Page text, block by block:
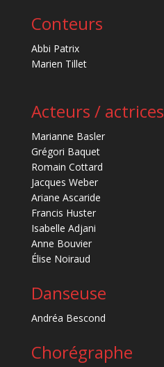
Conteurs
Abbi Patrix
Marien Tillet
Acteurs / actrices
Marianne Basler
Grégori Baquet
Romain Cottard
Jacques Weber
Ariane Ascaride
Francis Huster
Isabelle Adjani
Anne Bouvier
Élise Noiraud
Danseuse
Andréa Bescond
Chorégraphe